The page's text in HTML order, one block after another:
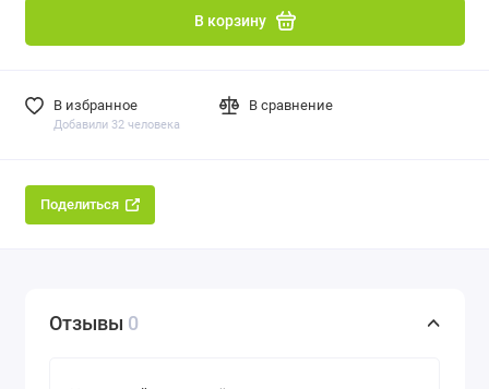
В корзину
В избранное
Добавили 32 человека
В сравнение
Поделиться
Отзывы 0